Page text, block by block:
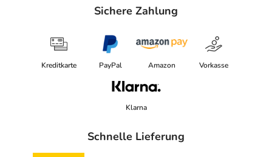
Sichere Zahlung
Kreditkarte PayPal Amazon Vorkasse
Klarna
Schnelle Lieferung